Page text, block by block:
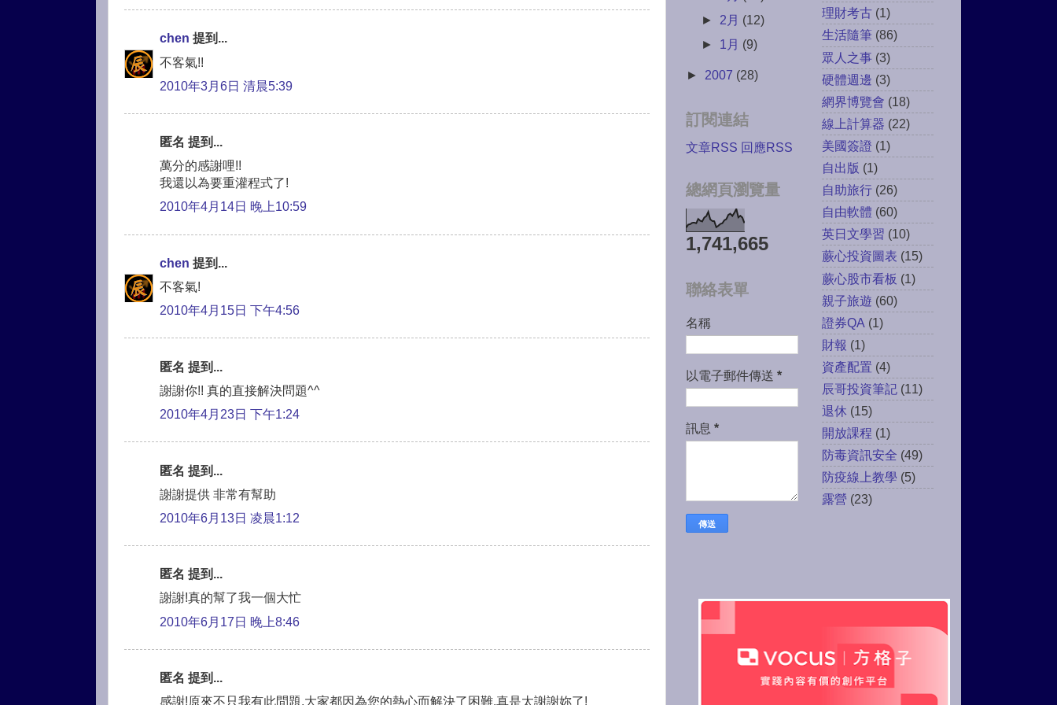
chen 提到...
不客氣!!
2010年3月6日 清晨5:39
匿名 提到...
萬分的感謝哩!!
我還以為要重灌程式了!
2010年4月14日 晚上10:59
chen 提到...
不客氣!
2010年4月15日 下午4:56
匿名 提到...
謝謝你!! 真的直接解決問題^^
2010年4月23日 下午1:24
匿名 提到...
謝謝提供 非常有幫助
2010年6月13日 凌晨1:12
匿名 提到...
謝謝!真的幫了我一個大忙
2010年6月17日 晚上8:46
匿名 提到...
感謝!原來不只我有此問題,大家都因為您的熱心而解決了困難,真是太謝謝妳了!
► 2月 (12)
► 1月 (9)
► 2007 (28)
訂閱連結
文章RSS 回應RSS
總網頁瀏覽量
1,741,665
聯絡表單
名稱
以電子郵件傳送 *
訊息 *
理財考古 (1)
生活隨筆 (86)
眾人之事 (3)
硬體週邊 (3)
網界博覽會 (18)
線上計算器 (22)
美國簽證 (1)
自出版 (1)
自助旅行 (26)
自由軟體 (60)
英日文學習 (10)
蕨心投資圖表 (15)
蕨心股市看板 (1)
親子旅遊 (60)
證券QA (1)
財報 (1)
資產配置 (4)
辰哥投資筆記 (11)
退休 (15)
開放課程 (1)
防毒資訊安全 (49)
防疫線上教學 (5)
露營 (23)